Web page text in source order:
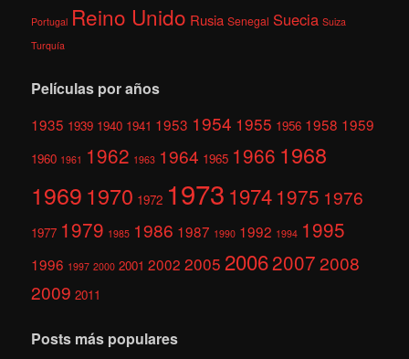
Portugal Reino Unido Rusia Senegal Suecia Suiza
Turquía
Películas por años
1935 1939 1940 1941 1953 1954 1955 1956 1958 1959
1960 1961 1962 1963 1964 1965 1966 1968
1969 1970 1972 1973 1974 1975 1976
1977 1979 1985 1986 1987 1990 1992 1994 1995
1996 1997 2000 2001 2002 2005 200620072008
2009 2011
Posts más populares